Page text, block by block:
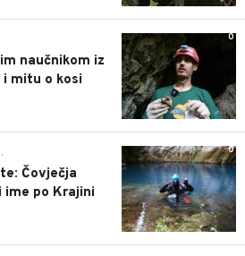
0
naučnikom iz
i mitu o kosi
0
Čovječja
po Krajini